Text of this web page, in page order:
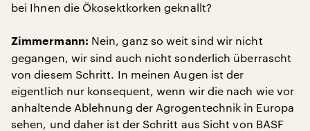
bei Ihnen die Ökosektkorken geknallt?
Zimmermann: Nein, ganz so weit sind wir nicht
gegangen, wir sind auch nicht sonderlich überrascht
von diesem Schritt. In meinen Augen ist der
eigentlich nur konsequent, wenn wir die nach wie vor
anhaltende Ablehnung der Agrogentechnik in Europa
sehen, und daher ist der Schritt aus Sicht von BASF